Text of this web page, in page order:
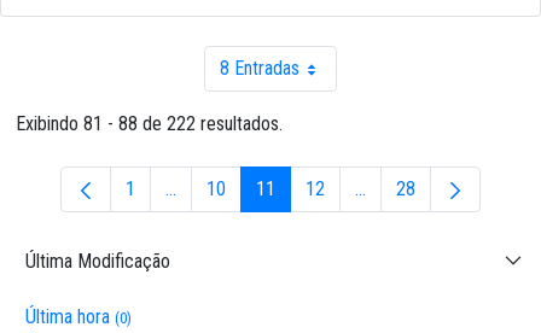
8 EntradasPor página
Exibindo 81 - 88 de 222 resultados.
Página
1 ...Páginas intermediárias Usar ABA para navegar.
Página
10 Página
11 Página
12 ...Páginas intermediárias
Página
28
Última Modificação
Última hora (0)